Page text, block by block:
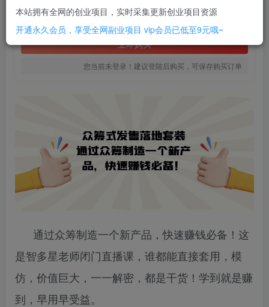
SVIP全站会员 免费
立即购买
您当前未登录！建议登陆后购买，可保存购买订单
通过众筹制造一个新产品，快速赚钱必备！这
是智多星老师闭门直播课，谁都能直接套用，模
仿，价值巨大，一一解密，都是干货！学到就是赚
到，早用早受益。
本站拥有全网的创业项目，实时采集更新创业项目资源
开通永久会员，享受全网副业项目 vip会员已低至9元哦~